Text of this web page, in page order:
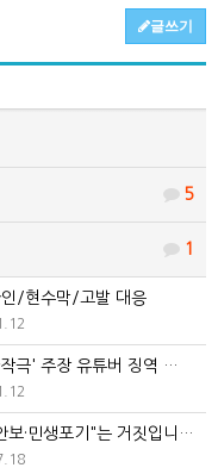
글쓰기
5
1
/현수막/고발 대응
극' 주장 유튜버 징역 …
민생포기"는 거짓입니다…